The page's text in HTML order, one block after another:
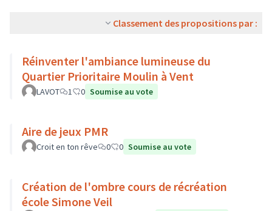
Classement des propositions par :
Réinventer l'ambiance lumineuse du
Quartier Prioritaire Moulin à Vent
LAVOT 1 0 Soumise au vote
Aire de jeux PMR
Croit en ton rêve 0 0 Soumise au vote
Création de l'ombre cours de récréation
école Simone Veil